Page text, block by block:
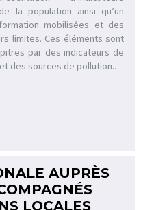
la population ainsi qu’un
mobilisées et des
limites. Ces éléments sont
par des indicateurs de
des sources de pollution..
AUPRÈS
LOCALES